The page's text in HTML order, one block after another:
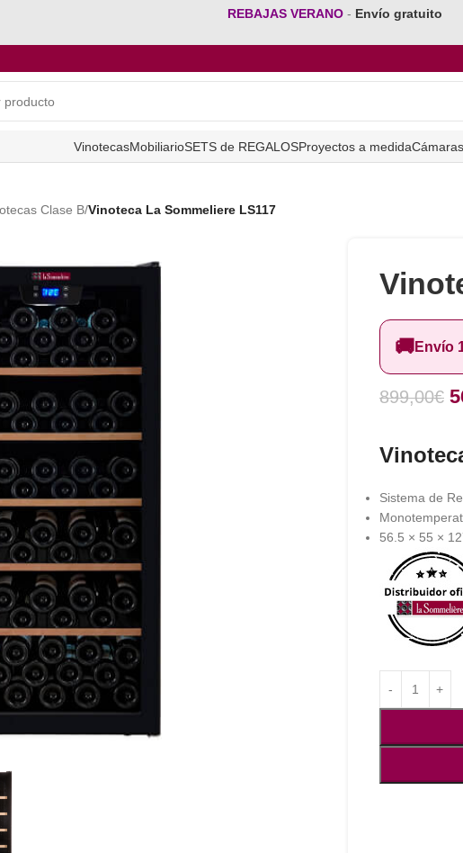
REBAJAS VERANO - Envío gratuito
VinotecasMobiliarioSETS de REGALOSProyectos a medida
Clase B/Vinoteca La Sommeliere LS117
🚚Envío
899,00€
Sistema de
56.5 × 55 ×